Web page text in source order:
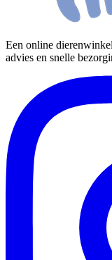
Een online
advies en snelle